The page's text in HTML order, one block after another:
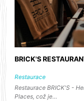
BRICK'S
Restaurace
Restaurace BRICK'S -
Places, což je…